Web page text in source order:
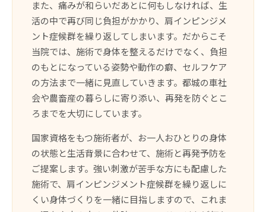
また、痛みが和らいだあとに何もしなければ、生
活の中で再び同じ負担がかかり、肩インピンジメ
ント症候群を繰り返してしまいます。だからこそ
当院では、施術で身体を整えるだけでなく、負担
のもとになっている姿勢や動作の癖、セルフケア
の方法まで一緒に見直していきます。都城の車社
会や農畜産の暮らしに寄り添い、再発を防ぐとこ
ろまでを大切にしています。
国家資格をもつ施術者が、お一人おひとりの身体
の状態と生活背景に合わせて、施術と再発予防を
ご提案します。強い刺激が苦手な方にも配慮した
施術で、肩インピンジメント症候群を繰り返しに
くい身体づくりを一緒に目指しますので、これま